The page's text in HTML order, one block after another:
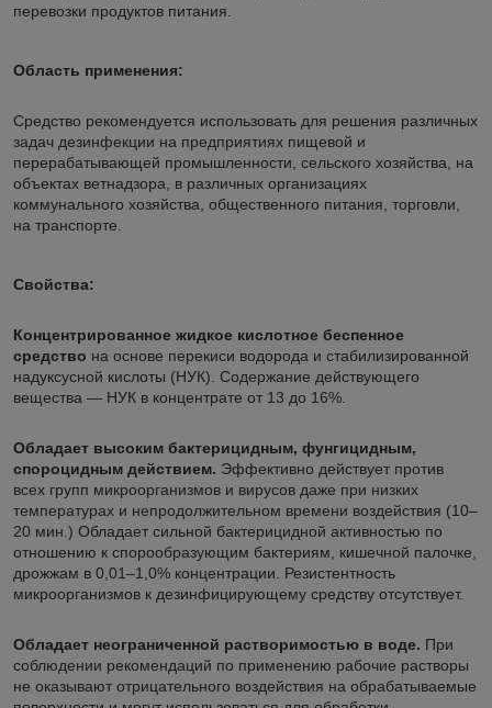
перевозки продуктов питания.
Область применения:
Средство рекомендуется использовать для решения различных
задач дезинфекции на предприятиях пищевой и
перерабатывающей промышленности, сельского хозяйства, на
объектах ветнадзора, в различных организациях
коммунального хозяйства, общественного питания, торговли,
на транспорте.
Свойства:
Концентрированное жидкое кислотное беспенное
средство на основе перекиси водорода и стабилизированной
надуксусной кислоты (НУК). Содержание действующего
вещества — НУК в концентрате от 13 до 16%.
Обладает высоким бактерицидным, фунгицидным,
спороцидным действием. Эффективно действует против
всех групп микроорганизмов и вирусов даже при низких
температурах и непродолжительном времени воздействия (10–
20 мин.) Обладает сильной бактерицидной активностью по
отношению к спорообразующим бактериям, кишечной палочке,
дрожжам в 0,01–1,0% концентрации. Резистентность
микроорганизмов к дезинфицирующему средству отсутствует.
Обладает неограниченной растворимостью в воде. При
соблюдении рекомендаций по применению рабочие растворы
не оказывают отрицательного воздействия на обрабатываемые